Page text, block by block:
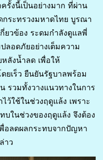
รั้งนี้เป็นอย่างมาก ที่ผ่าน
กระทรวงมหาดไทย บูรณา
ยวข้อง ระดมกำลังดูแลพี่
ลอดภัยอย่างเต็มความ
หลังน้ำลด เพื่อให้
ยเร็ว ยืนยันรัฐบาลพร้อม
รวมทั้งวางแนวทางในการ
ว้ใช้ในช่วงฤดูแล้ง เพราะ
บในช่วงของฤดูแล้ง จึงต้อง
อลดผลกระทบจากปัญหา
าว